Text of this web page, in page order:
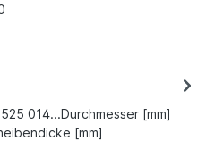
014...Durchmesser [mm]
[mm]